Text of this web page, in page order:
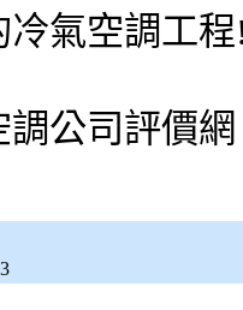
冷氣空調工
調公司評價網